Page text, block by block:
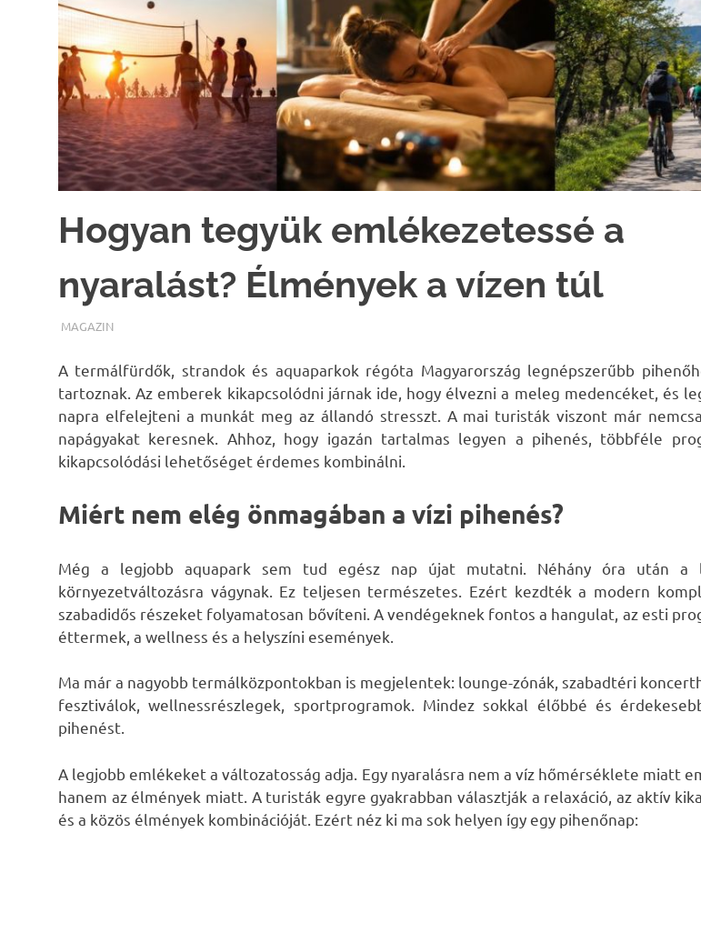
Hogyan tegyük emlékezetessé a
nyaralást? Élmények a vízen túl
TERMALFURDOK.COM
MAGAZIN
A termálfürdők, strandok és aquaparkok régóta Magyarország legnépszerűbb
tartoznak. Az emberek kikapcsolódni járnak ide , hogy élvezni a meleg medencéket, és
napra elfelejteni a munkát meg az állandó stresszt. A mai turisták viszont már
napágyakat keresnek. Ahhoz, hogy igazán tartalmas legyen a pihenés, többféle
kikapcsolódási lehetőséget érdemes kombinálni.
Miért nem elég önmagában a vízi pihenés?
Még a legjobb aquapark sem tud egész nap újat mutatni. Néhány óra után a
környezetváltozásra vágynak. Ez teljesen természetes. Ezért kezdték a modern
szabadidős részeket folyamatosan bővíteni. A vendégeknek fontos a hangulat, az esti
éttermek, a wellness és a helyszíni események.
Ma már a nagyobb termálközpontokban is megjelentek: lounge-zónák, szabadtéri
fesztiválok, wellnessrészlegek, sportprogramok. Mindez sokkal élőbbé és
pihenést.
A legjobb emlékeket a változatosság adja. Egy nyaralásra nem a víz hőmérséklete miatt
hanem az élmények miatt. A turisták egyre gyakrabban választják a relaxáció, az aktív
és a közös élmények kombinációját. Ezért néz ki ma sok helyen így egy pihenőnap: